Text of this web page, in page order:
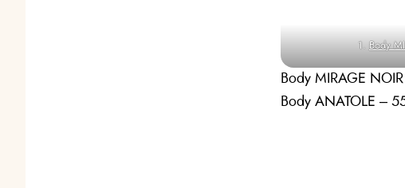
1. Body
Body MIRAGE
Body ANATOLE –